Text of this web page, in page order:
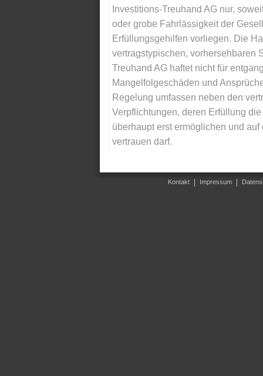
Investitions-Treuhand AG nur,
oder grobe Fahrlässigkeit der
Erfüllungsgehilfen vorliegen. Die
vertragstypischen, vorhersehbaren
Treuhand AG haftet nicht für
Mangelfolgeschäden und
Regelung umfassen neben den
Verpflichtungen, deren Erfüllung
überhaupt erst ermöglichen und
vertrauen darf.
Kontakt Impressum